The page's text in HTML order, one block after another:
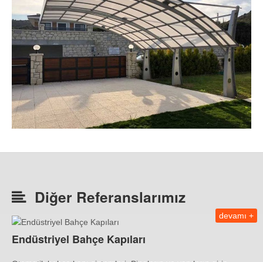
Diğer Referanslarımız
devamı +
Endüstriyel Bahçe Kapıları